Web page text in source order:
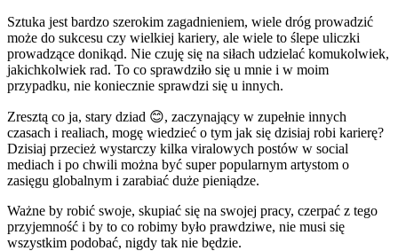
Sztuka jest bardzo szerokim zagadnieniem, wiele dróg prowadzić
może do sukcesu czy wielkiej kariery, ale wiele to ślepe uliczki
prowadzące donikąd. Nie czuję się na siłach udzielać komukolwiek,
jakichkolwiek rad. To co sprawdziło się u mnie i w moim
przypadku, nie koniecznie sprawdzi się u innych.
Zresztą co ja, stary dziad 😊, zaczynający w zupełnie innych
czasach i realiach, mogę wiedzieć o tym jak się dzisiaj robi karierę?
Dzisiaj przecież wystarczy kilka viralowych postów w social
mediach i po chwili można być super popularnym artystom o
zasięgu globalnym i zarabiać duże pieniądze.
Ważne by robić swoje, skupiać się na swojej pracy, czerpać z tego
przyjemność i by to co robimy było prawdziwe, nie musi się
wszystkim podobać, nigdy tak nie będzie.